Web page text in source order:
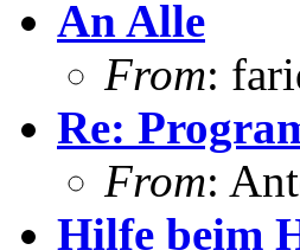
An Alle
From:
Re:
From:
Hilfe beim